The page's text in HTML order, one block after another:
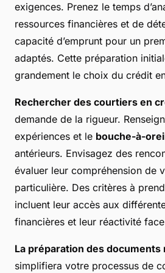
exigences. Prenez le temps
ressources financières et de
capacité d’emprunt pour un
adaptés. Cette préparation
grandement le choix du crédit
Rechercher des courtiers en
demande de la rigueur.
expériences et le bouche-à-
antérieurs. Envisagez des
évaluer leur compréhension de
particulière. Des critères à
incluent leur accès aux
financières et leur réactivité
La préparation des documents
simplifiera votre processus de